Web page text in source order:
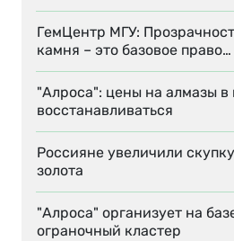
ГемЦентр МГУ:
камня – это базовое право…
"Алроса": цены на алмазы в
восстанавливаться
Россияне увеличили
золота
"Алроса" организует на
ограночный кластер